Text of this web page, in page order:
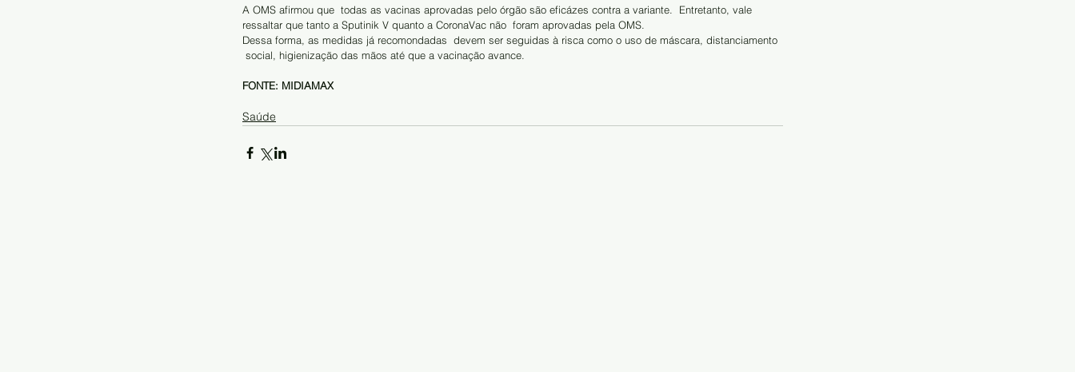
A OMS afirmou que  todas as vacinas aprovadas pelo órgão são eficázes contra a variante.  Entretanto, vale
ressaltar que tanto a Sputinik V quanto a CoronaVac não  foram aprovadas pela OMS.
Dessa forma, as medidas já recomondadas  devem ser seguidas à risca como o uso de máscara, distanciamento
social, higienização das mãos até que a vacinação avance.
FONTE: MIDIAMAX
Saúde